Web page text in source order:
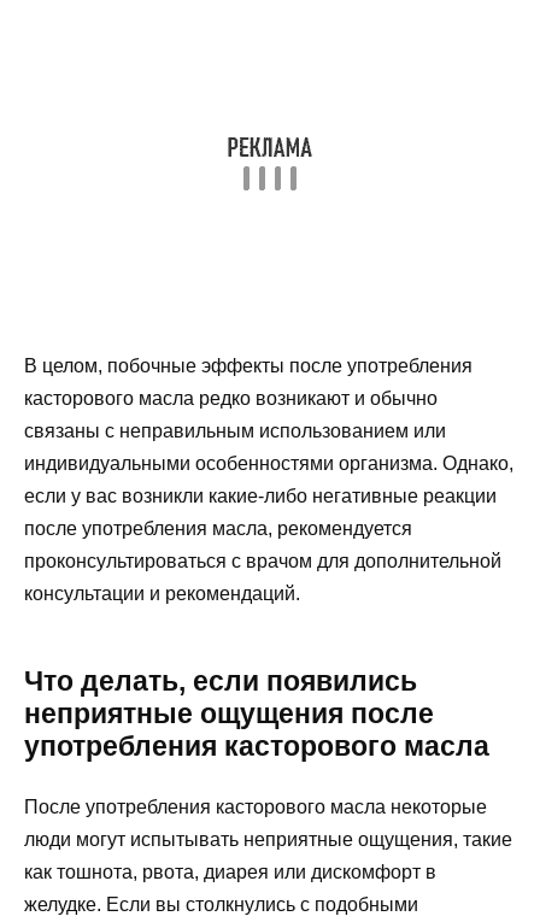
В целом, побочные эффекты после употребления
касторового масла редко возникают и обычно
связаны с неправильным использованием или
индивидуальными особенностями организма. Однако,
если у вас возникли какие-либо негативные реакции
после употребления масла, рекомендуется
проконсультироваться с врачом для дополнительной
консультации и рекомендаций.
Что делать, если появились
неприятные ощущения после
употребления касторового масла
После употребления касторового масла некоторые
люди могут испытывать неприятные ощущения, такие
как тошнота, рвота, диарея или дискомфорт в
желудке. Если вы столкнулись с подобными